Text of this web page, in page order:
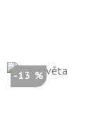
-13 %